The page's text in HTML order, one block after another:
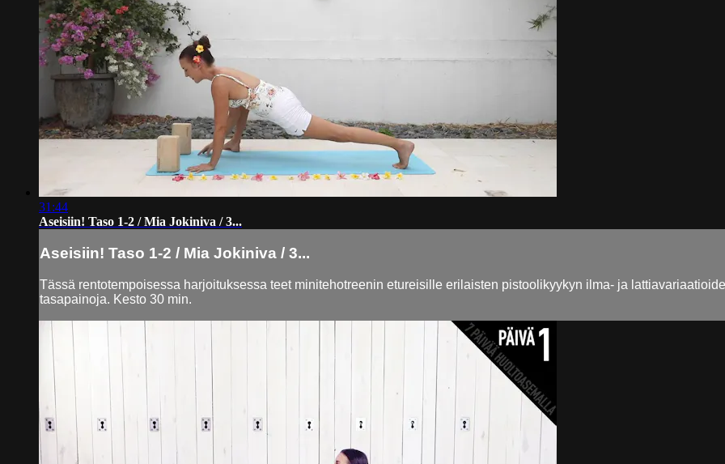
31:44
Aseisiin! Taso 1-2 / Mia Jokiniva / 3...
Aseisiin! Taso 1-2 / Mia Jokiniva / 3...
Tässä rentotempoisessa harjoituksessa teet minitehotreenin etureisille erilaisten pistoolikyykyn ilma- ja
tasapainoja. Kesto 30 min.